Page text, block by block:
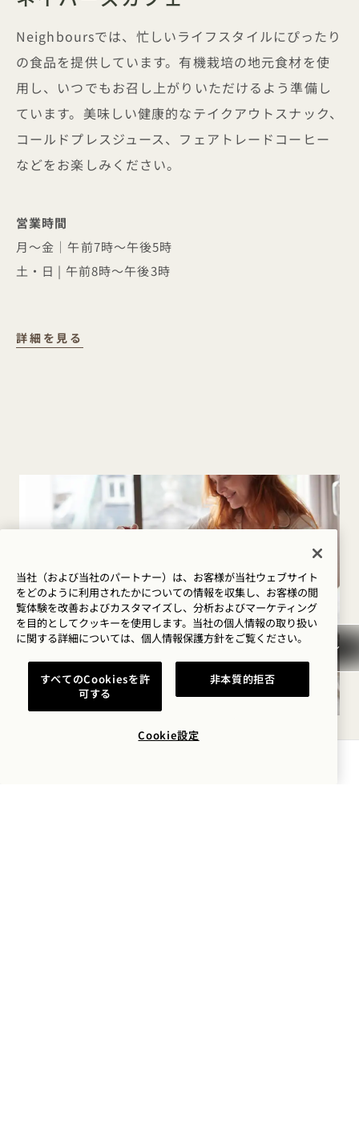
Neighboursでは、忙しいライフスタイルにぴったり
の食品を提供しています。有機栽培の地元食材を使
用し、いつでもお召し上がりいただけるよう準備し
ています。美味しい健康的なテイクアウトスナック、
コールドプレスジュース、フェアトレードコーヒー
などをお楽しみください。
営業時間
月～金｜午前7時～午後5時
土・日 | 午前8時～午後3時
詳細を見る
インルーム・ダイニング
当社（および当社のパートナー）は、お客様が当社ウェブサイト
をどのように利用されたかについての情報を収集し、お客様の閲
覧体験を改善およびカスタマイズし、分析およびマーケティング
を目的としてクッキーを使用します。当社の個人情報の取り扱い
に関する詳細については、 個人情報保護方針をご覧ください。
すべてのCookiesを許
可する
非本質的拒否
Cookie設定